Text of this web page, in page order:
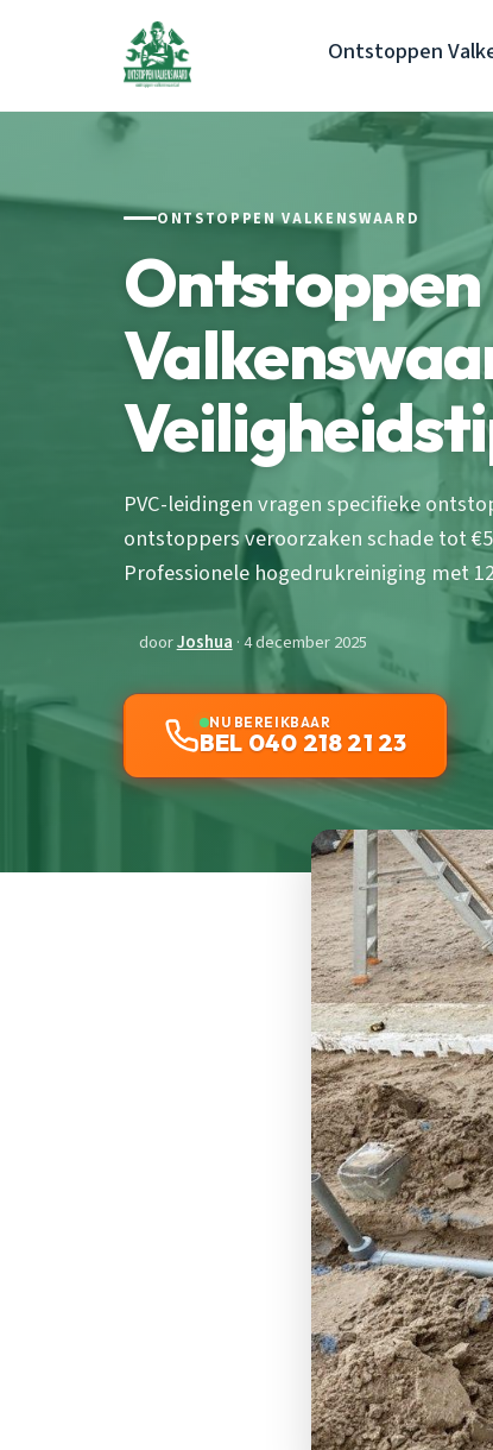
Ontstoppen
ONTSTOPPEN VALKENSWAARD
Ontstoppen
PVC-leidingen vragen specifieke
ontstoppers veroorzaken schade tot
Professionele hogedrukreiniging met
doorJoshua · 4 december 2025
NU BEREIKBAAR
BEL 040 218 21 23